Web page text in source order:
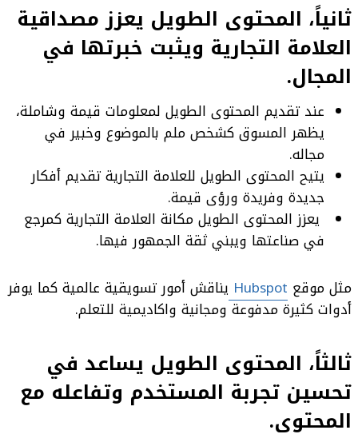
ثانياً، المحتوى الطويل يعزز مصداقية
العلامة التجارية ويثبت خبرتها في
المجال.
عند تقديم المحتوى الطويل لمعلومات قيمة وشاملة،
يظهر المسوق كشخص ملم بالموضوع وخبير في
مجاله.
يتيح المحتوى الطويل للعلامة التجارية تقديم أفكار
جديدة وفريدة ورؤى قيمة.
يعزز المحتوى الطويل مكانة العلامة التجارية كمرجع
في صناعتها ويبني ثقة الجمهور فيها.
مثل موقع Hubspot يناقش أمور تسويقية عالمية كما يوفر
أدوات كثيرة مدفوعة ومجانية واكاديمية للتعلم.
ثالثاً، المحتوى الطويل يساعد في
تحسين تجربة المستخدم وتفاعله مع
المحتوى.